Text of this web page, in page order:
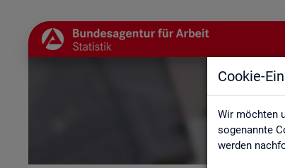
Cookie-
Wir möchten
sogenannte
werden